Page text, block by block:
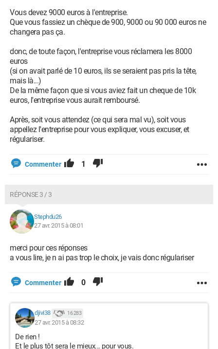
Vous devez 9000 euros à l'entreprise.
Que vous fassiez un chèque de 900, 9000 ou 90 000 euros ne
changera pas ça.
donc, de toute façon, l'entreprise vous réclamera les 8000
euros
(si on avait parlé de 10 euros, ils se seraient pas pris la tête,
mais là...)
De la même façon que si vous aviez fait un cheque de 10k
euros, l'entreprise vous aurait remboursé.
Après, soit vous attendez (ce qui sera mal vu), soit vous
appellez l'entreprise pour vous expliquer, vous excuser, et
régulariser.
Commenter 1
RÉPONSE 3 / 3
Stephdu26
27 avr. 2015 à 08:01
merci pour ces réponses
a vous lire, je n ai pas trop le choix, je vais donc régulariser
Commenter 0
djivi38 16 283
27 avr. 2015 à 08:32
De rien !
Et le plus tôt sera le mieux... pour vous.